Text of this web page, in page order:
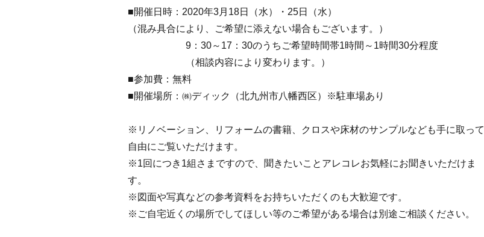
■開催日時：2020年3月18日（水）・25日（水）
（混み具合により、ご希望に添えない場合もございます。）
9：30～17：30のうちご希望時間帯1時間～1時間30分程度
（相談内容により変わります。）
■参加費：無料
■開催場所：㈱ディック（北九州市八幡西区）※駐車場あり
※リノベーション、リフォームの書籍、クロスや床材のサンプルなども手に取って
自由にご覧いただけます。
※1回につき1組さまですので、聞きたいことアレコレお気軽にお聞きいただけま
す。
※図面や写真などの参考資料をお持ちいただくのも大歓迎です。
※ご自宅近くの場所でしてほしい等のご希望がある場合は別途ご相談ください。